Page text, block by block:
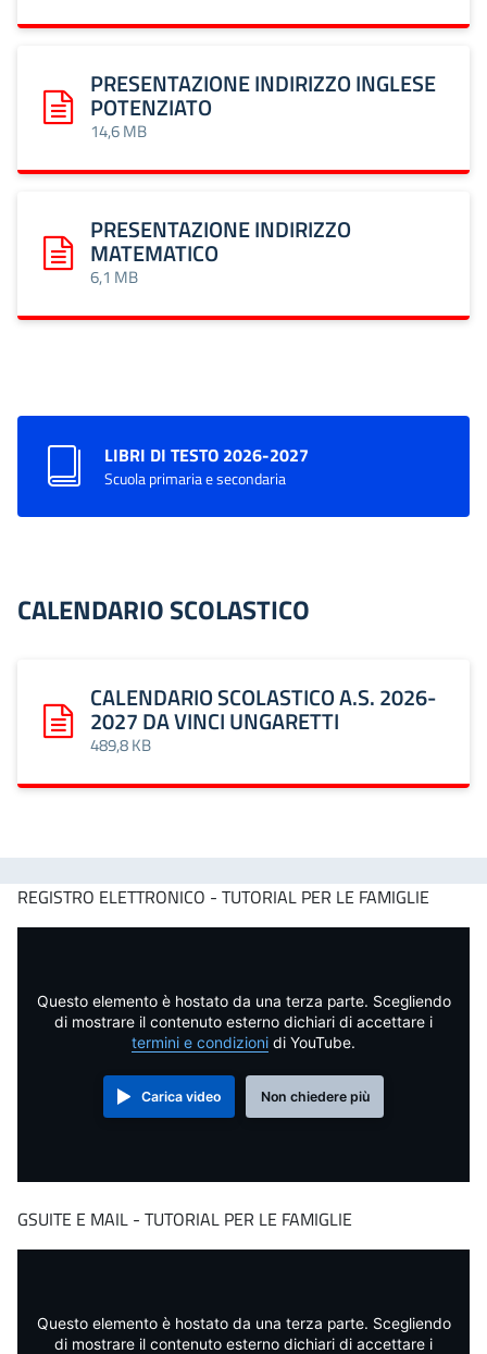
Scarica: PRESENTAZIONE INDIRIZZO INGLESE POTENZIATO
PRESENTAZIONE INDIRIZZO INGLESE
POTENZIATO
14,6 MB
Scarica: PRESENTAZIONE INDIRIZZO MATEMATICO
PRESENTAZIONE INDIRIZZO
MATEMATICO
6,1 MB
LIBRI DI TESTO 2026-2027
Scuola primaria e secondaria
CALENDARIO SCOLASTICO
Scarica: CALENDARIO SCOLASTICO A.S. 2026-2027 DA
CALENDARIO SCOLASTICO A.S. 2026-
2027 DA VINCI UNGARETTI
489,8 KB
REGISTRO ELETTRONICO - TUTORIAL PER LE FAMIGLIE
Questo elemento è hostato da una terza parte. Scegliendo
di mostrare il contenuto esterno dichiari di accettare i
termini e condizioni di YouTube.
Carica video Non chiedere più
GSUITE E MAIL - TUTORIAL PER LE FAMIGLIE
Questo elemento è hostato da una terza parte. Scegliendo
di mostrare il contenuto esterno dichiari di accettare i